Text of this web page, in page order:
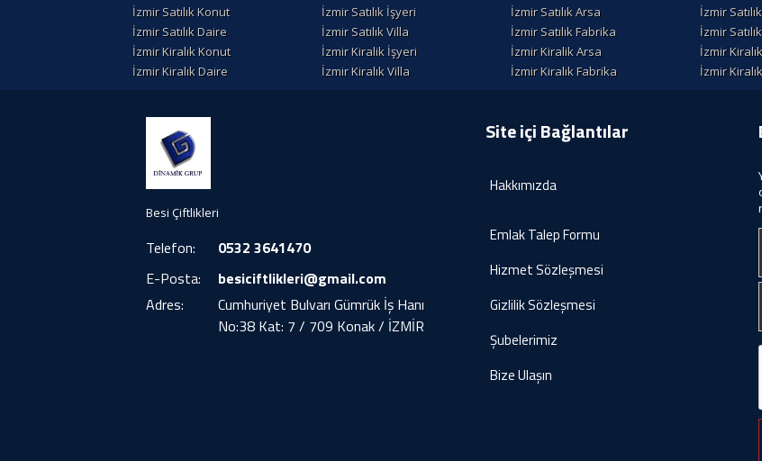
İzmir Satılık Konut İzmir Satılık İşyeri İzmir Satılık Arsa İzmir
İzmir Satılık Daire
İzmir Satılık Villa İzmir Satılık Fabrika İzmir
İzmir Kiralık Konut
İzmir Kiralik İşyeri İzmir Kiralik Arsa İzmir
İzmir Kiralık Daire
İzmir Kiralık Villa İzmir Kiralık Fabrika İzmir
Besi Çiftlikleri
Telefon:
0532 3641470
E-Posta:
besiciftlikleri@gmail.com
Adres:
Cumhuriyet Bulvarı Gümrük İş Hanı
No:38 Kat: 7 / 709 Konak / İZMİR
Site içi Bağlantılar
Hakkımızda
Emlak Talep Formu
Hizmet Sözleşmesi
Gizlilik Sözleşmesi
Şubelerimiz
Bize Ulaşın